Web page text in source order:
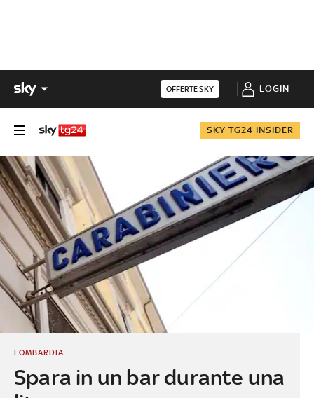
OFFERTE SKY LOGIN
SKY TG24 INSIDER
Spara in un bar durante una
LOMBARDIA